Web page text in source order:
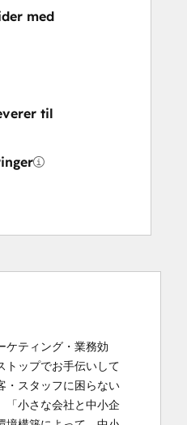
med
til
ケティング・業務効
トップでお手伝いして
・スタッフに困らない
「小さな会社と中小企